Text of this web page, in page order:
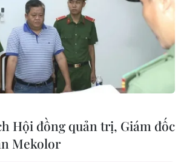
Microsoft phụ
đối tác OpenAI
kiện hình thành
nghệ chiến lược
Hội đồng quản trị, Giám đốc
Mekolor